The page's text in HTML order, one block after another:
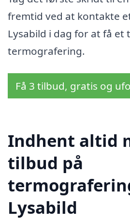
fremtid ved at kontakte
Lysabild i dag for at få et
termografering.
Få 3 tilbud, gratis og
Indhent altid
tilbud på
Lysabild